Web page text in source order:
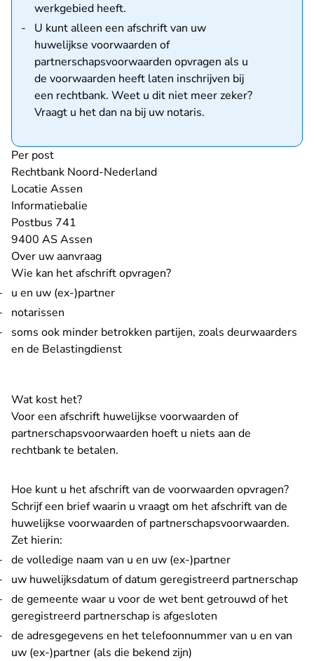
werkgebied heeft.
U kunt alleen een afschrift van uw
huwelijkse voorwaarden of
partnerschapsvoorwaarden opvragen als u
de voorwaarden heeft laten inschrijven bij
een rechtbank. Weet u dit niet meer zeker?
Vraagt u het dan na bij uw notaris.
Per post
Rechtbank Noord-Nederland
Locatie Assen
Informatiebalie
Postbus 741
9400 AS Assen
Over uw aanvraag
Wie kan het afschrift opvragen?
u en uw (ex-)partner
notarissen
soms ook minder betrokken partijen, zoals deurwaarders
en de Belastingdienst
Wat kost het?
Voor een afschrift huwelijkse voorwaarden of
partnerschapsvoorwaarden hoeft u niets aan de
rechtbank te betalen.
Hoe kunt u het afschrift van de voorwaarden opvragen?
Schrijf een brief waarin u vraagt om het afschrift van de
huwelijkse voorwaarden of partnerschapsvoorwaarden.
Zet hierin:
de volledige naam van u en uw (ex-)partner
uw huwelijksdatum of datum geregistreerd partnerschap
de gemeente waar u voor de wet bent getrouwd of het
geregistreerd partnerschap is afgesloten
de adresgegevens en het telefoonnummer van u en van
uw (ex-)partner (als die bekend zijn)